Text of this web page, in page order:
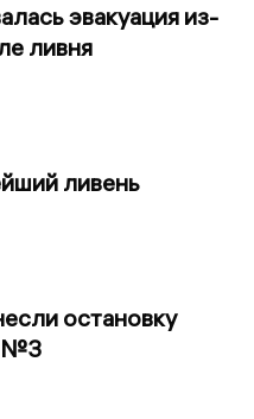
эвакуация из-
ливня
ливень
остановку
№3